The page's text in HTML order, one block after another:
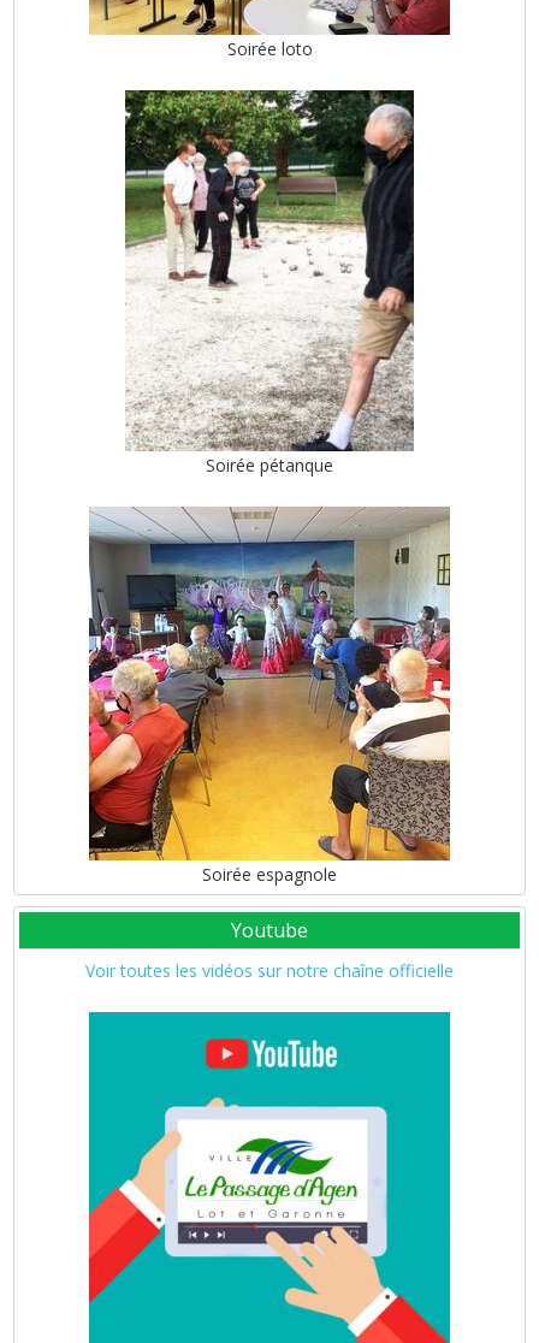
Soirée loto
Soirée pétanque
Soirée espagnole
Youtube
Voir toutes les vidéos sur notre chaîne officielle